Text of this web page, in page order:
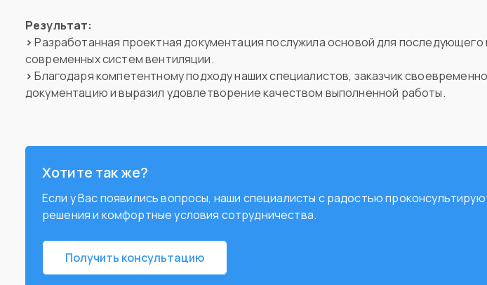
Результат:
> Разработанная проектная документация послужила основой для последующего
современных систем вентиляции.
> Благодаря компетентному подходу наших специалистов, заказчик
документацию и выразил удовлетворение качеством выполненной работы.
Хотите так же?
Если у Вас появились вопросы, наши специалисты с радостью
решения и комфортные условия сотрудничества.
Получить консультацию